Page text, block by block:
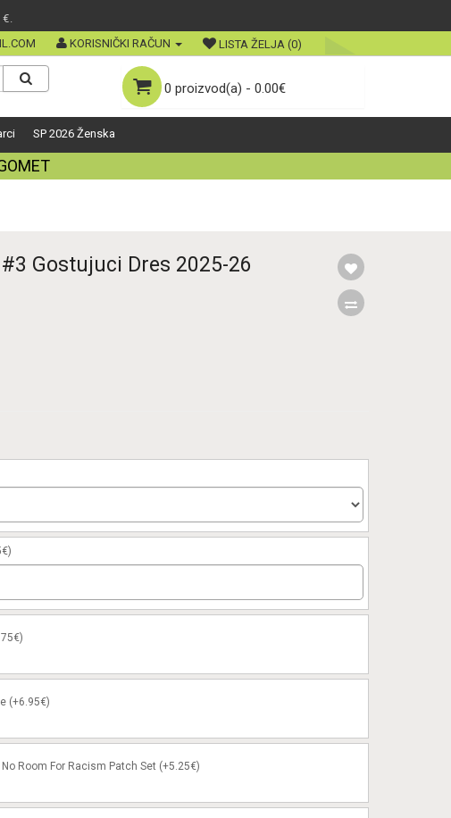
€.
KORISNIČKI RAČUN LISTA ŽELJA (0)
0 proizvod(a) - 0.00€
SP 2026 Ženska
Gostujuci Dres 2025-26
(+6.95€)
Room For Racism Patch Set (+5.25€)